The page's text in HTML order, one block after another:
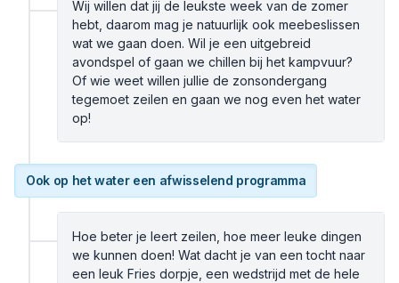
Wij willen dat jij de leukste week van de zomer
hebt, daarom mag je natuurlijk ook meebeslissen
wat we gaan doen. Wil je een uitgebreid
avondspel of gaan we chillen bij het kampvuur?
Of wie weet willen jullie de zonsondergang
tegemoet zeilen en gaan we nog even het water
op!
Ook op het water een afwisselend programma
Hoe beter je leert zeilen, hoe meer leuke dingen
we kunnen doen! Wat dacht je van een tocht naar
een leuk Fries dorpje, een wedstrijd met de hele